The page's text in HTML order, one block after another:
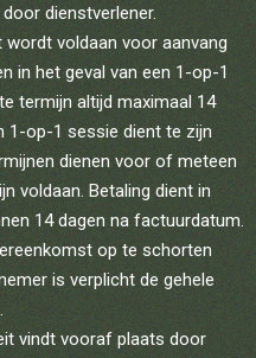
dienstverlener.
voldaan voor aanvang
in het geval van een 1-op-1
termijn altijd maximaal 14
1-op-1 sessie dient te zijn
dienen voor of meteen
voldaan. Betaling dient in
14 dagen na factuurdatum.
op te schorten
is verplicht de gehele
vindt vooraf plaats door